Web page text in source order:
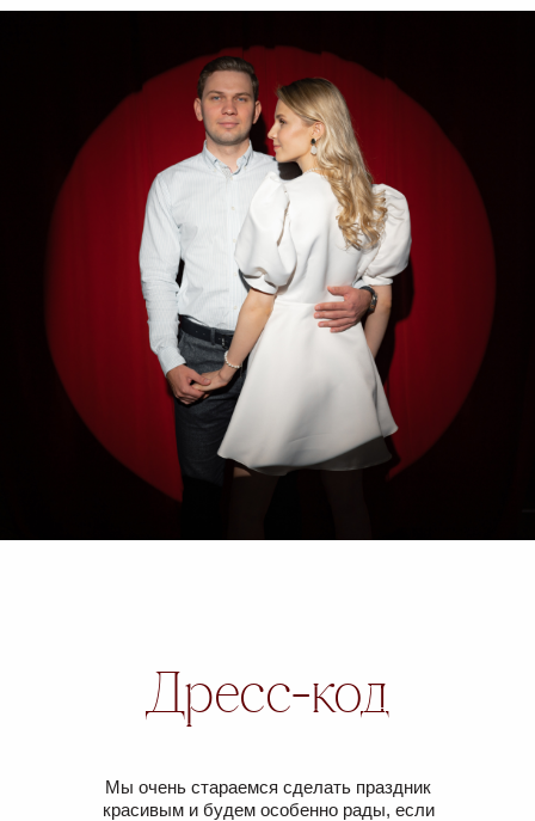
Мы очень стараемся сделать праздник
красивым и будем особенно рады, если
Дресс-код